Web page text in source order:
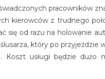
pracowników
kierowców z trudnego
się od razu na holowanie
który po przyjeździe
usługi będzie dużo